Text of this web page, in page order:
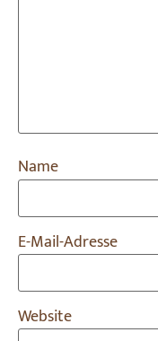
Name
E-Mail-Adresse
Website